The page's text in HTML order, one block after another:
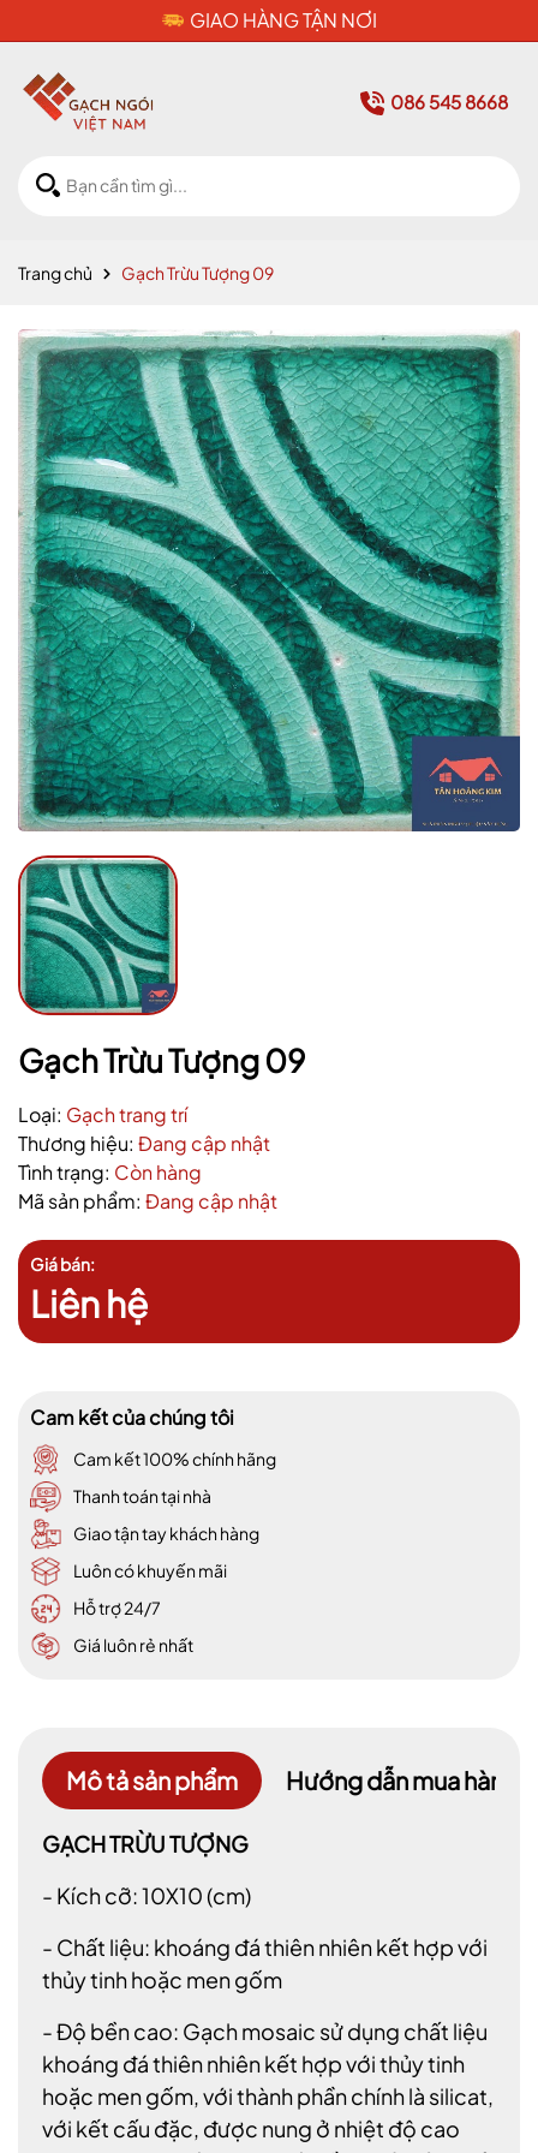
CAM KẾT HÀNG CHÍNH HÃNG
086 545 8668
Trang chủ Gạch Trừu Tượng 09
Gạch Trừu Tượng 09
Loại: Gạch trang trí
Thương hiệu: Đang cập nhật
Tình trạng: Còn hàng
Mã sản phẩm: Đang cập nhật
Giá bán:
Liên hệ
Cam kết của chúng tôi
Cam kết 100% chính hãng
Thanh toán tại nhà
Giao tận tay khách hàng
Luôn có khuyến mãi
Hỗ trợ 24/7
Giá luôn rẻ nhất
Mô tả sản phẩm Hướng dẫn mua hàng
GẠCH TRỪU TƯỢNG
- Kích cỡ: 10X10 (cm)
- Chất liệu: khoáng đá thiên nhiên kết hợp với
thủy tinh hoặc men gốm
- Độ bền cao: Gạch mosaic sử dụng chất liệu
khoáng đá thiên nhiên kết hợp với thủy tinh
hoặc men gốm, với thành phần chính là silicat,
với kết cấu đặc, được nung ở nhiệt độ cao
Mã giảm giá:
Ngày hết hạn:
Điều kiện: